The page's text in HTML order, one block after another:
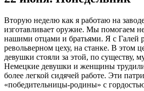
Вторую неделю как я работаю на
изготавливает оружие. Мы помогаем
нашими отцами и братьями. Я с Галей
револьверном цеху, на станке. В этом
девушки стояли за этой, по существу,
Немецкие девушки и женщины
более легкой сидячей работе. Эти
«победительницы-родины» с